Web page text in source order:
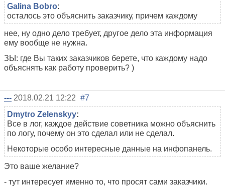
Galina Bobro:
осталось это объяснить заказчику, причем каждому
нее, ну одно дело требует, другое дело эта информация
ему вообще не нужна.
ЗЫ: где Вы таких заказчиков берете, что каждому надо
объяснять как работу проверить? )
--- 2018.02.21 12:22 #7
Dmytro Zelenskyy:
Все в лог, каждое действие советника можно объяснить
по логу, почему он это сделал или не сделал.
Некоторые особо интересные данные на инфопанель.
Это ваше желание?
- тут интересует именно то, что просят сами заказчики.